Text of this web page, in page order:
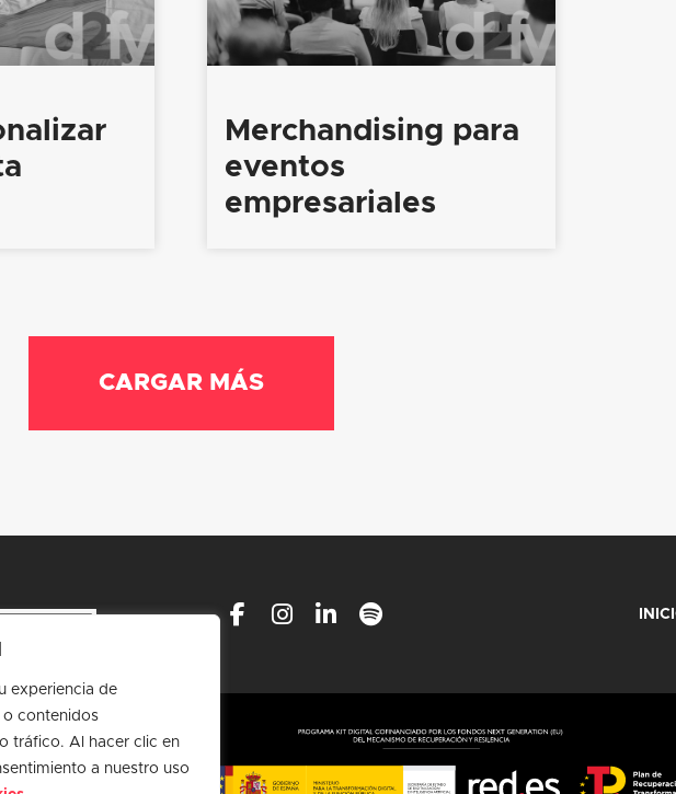
experiencia de
o contenidos
tráfico. Al hacer clic en
a nuestro uso
Merchandising para
eventos
empresariales
CARGAR MÁS